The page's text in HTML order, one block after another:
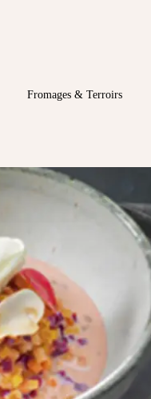
Fromages & Terroirs